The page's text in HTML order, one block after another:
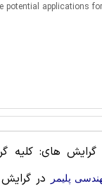
applications
گرایش های: کلیه
پليمر در گرایش